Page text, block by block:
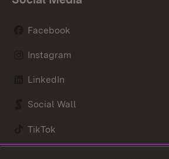
Facebook
Instagram
LinkedIn
Social Wall
TikTok